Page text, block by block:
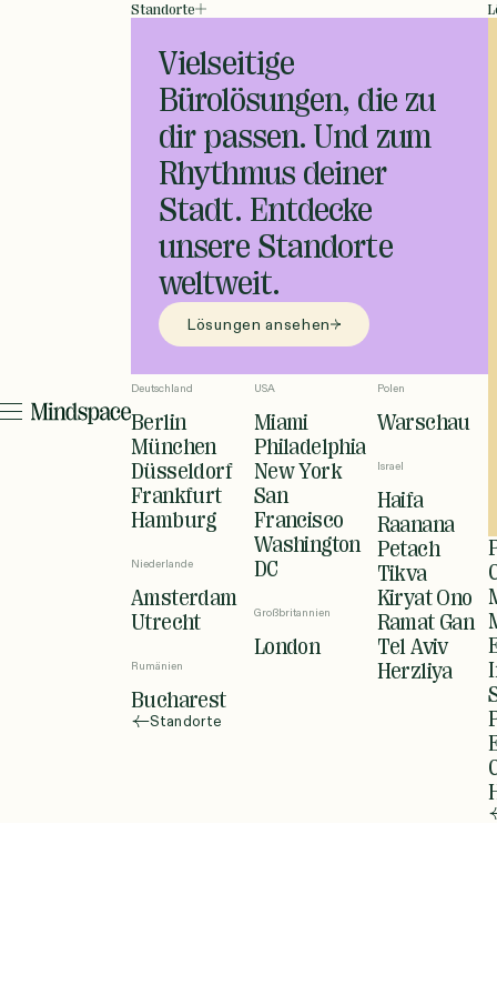
Standorte
Vielseitige
Bürolösungen, die zu
dir passen. Und zum
Rhythmus deiner
Stadt. Entdecke
unsere Standorte
weltweit.
Lösungen ansehen
Deutschland
Berlin
München
Düsseldorf
Frankfurt
Hamburg
Niederlande
Amsterdam
Utrecht
Rumänien
Bucharest
USA
Miami
Philadelphia
New York
San
Francisco
Washington
DC
Großbritannien
London
Polen
Warschau
Israel
Haifa
Raanana
Petach
Tikva
Kiryat Ono
Ramat Gan
Tel Aviv
Herzliya
Standorte